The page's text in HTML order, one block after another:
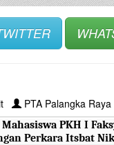
PTA Palangka
PKH I
Perkara Itsbat